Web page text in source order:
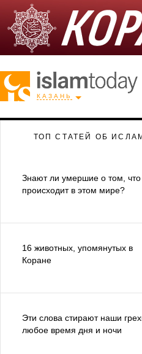
КАЗАНЬ
ТОП СТАТЕЙ ОБ
Знают ли умершие о том, что
происходит в этом мире?
16 животных, упомянутых в
Коране
Эти слова стирают наши
любое время дня и ночи